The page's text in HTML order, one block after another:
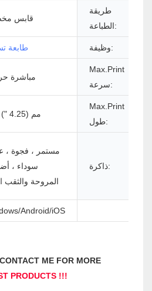
قابس
طريقة
الطباعة:
طابعة وظيفة:
مباشرة
Max.Print
سرعة:
108 مم (4.25 ")
Max.Print
طول:
مستمر ، فجوة ،
سوداء ،
المروحة والثقب
ذاكرة:
Android/iOS